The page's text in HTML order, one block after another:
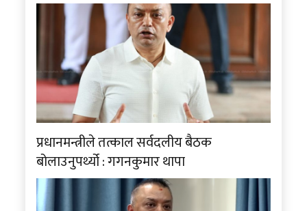
प्रधानमन्त्रीले तत्काल सर्वदलीय बैठक
बोलाउनुपर्थ्यो : गगनकुमार थापा